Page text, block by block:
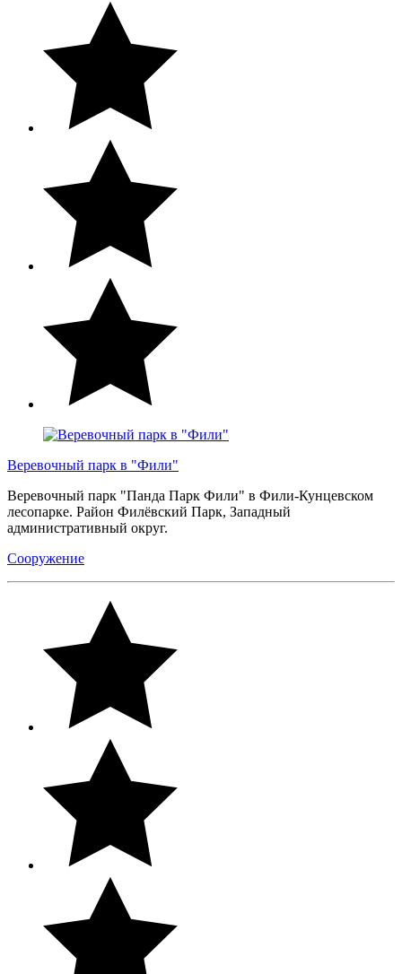
Веревочный парк в "Фили"
Веревочный парк "Панда Парк Фили" в Фили-Кунцевском
лесопарке. Район Филёвский Парк, Западный
административный округ.
Сооружение